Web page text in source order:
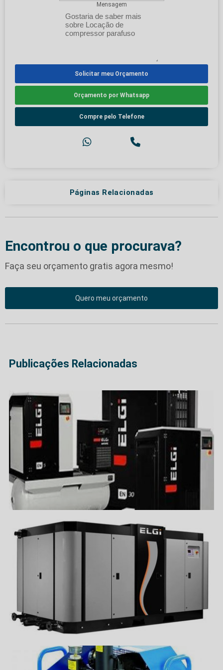
Mensagem
Solicitar meu Orçamento
Orçamento por Whatsapp
Compre pelo Telefone
Páginas Relacionadas
Encontrou o que procurava?
Faça seu orçamento gratis agora mesmo!
Quero meu orçamento
Publicações Relacionadas